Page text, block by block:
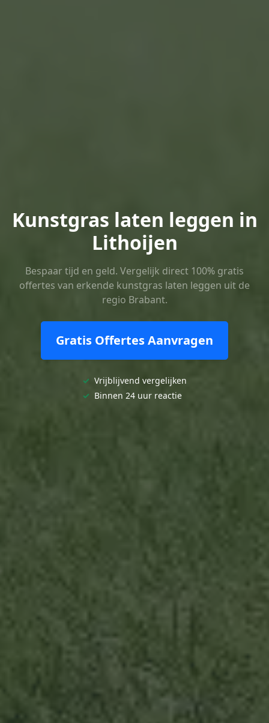
Kunstgras laten leggen in
Lithoijen
Bespaar tijd en geld. Vergelijk direct 100% gratis
offertes van erkende kunstgras laten leggen uit de
regio Brabant.
Gratis Offertes Aanvragen
✓ Vrijblijvend vergelijken
✓ Binnen 24 uur reactie